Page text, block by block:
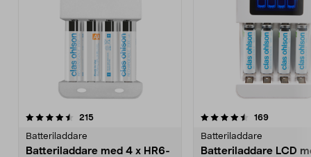
215recensioner
Batteriladdare
Batteriladdare med 4 x HR6-
4.5 av 5 stjärnor 169
Batteriladdare
Batteriladdare LCD
4.5 av 5 stjärnor